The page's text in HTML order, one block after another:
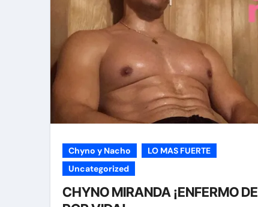
Chyno y Nacho
LO MAS FUERTE
Uncategorized
CHYNO MIRANDA ¡ENFERMO DE